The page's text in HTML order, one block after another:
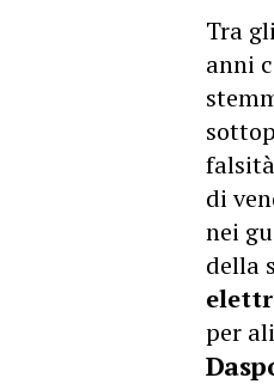
Tra
anni
di
nei
della
per